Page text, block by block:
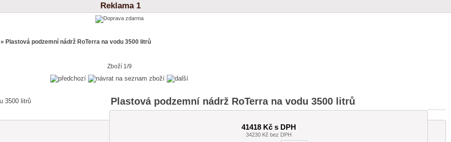
Reklama 1
» Plastová podzemní nádrž RoTerra na vodu 3500 litrů
Zboží 1/9
Plastová podzemní nádrž RoTerra na vodu 3500 litrů
41418 Kč s DPH
34230 Kč bez DPH